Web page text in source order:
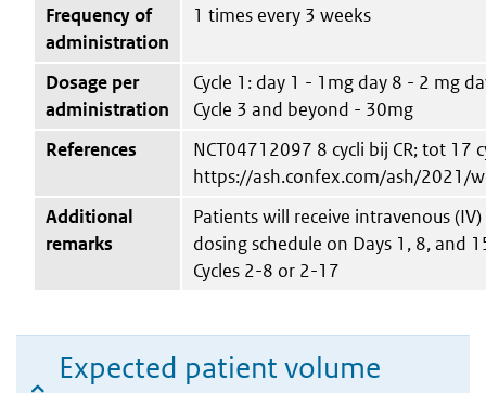
Frequency of
administration
1 times every 3 weeks
Dosage per
administration
Cycle 1: day 1 - 1mg day 8 - 2 mg
Cycle 3 and beyond - 30mg
References
NCT04712097 8 cycli bij CR; tot 17
https://ash.confex.com/ash/2021/
Additional
remarks
Patients will receive intravenous
dosing schedule on Days 1, 8, and
Cycles 2-8 or 2-17
Expected patient volume